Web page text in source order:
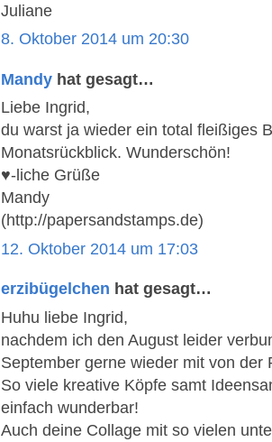
Juliane
8. Oktober 2014 um 20:30
Mandy hat gesagt…
Liebe Ingrid,
du warst ja wieder ein total fleißiges
Monatsrückblick. Wunderschön!
♥-liche Grüße
Mandy
(http://papersandstamps.de)
12. Oktober 2014 um 17:03
erzibügelchen hat gesagt…
Huhu liebe Ingrid,
nachdem ich den August leider
September gerne wieder mit von der
So viele kreative Köpfe samt
einfach wunderbar!
Auch deine Collage mit so vielen